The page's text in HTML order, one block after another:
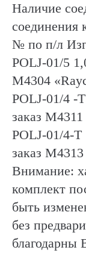
Наличие
соединения
№ по п/л
РОLJ-01/5
М4304
POLJ-01/4 -
заказ
POLJ-01/4-
заказ
Внимание:
комплект
быть
без